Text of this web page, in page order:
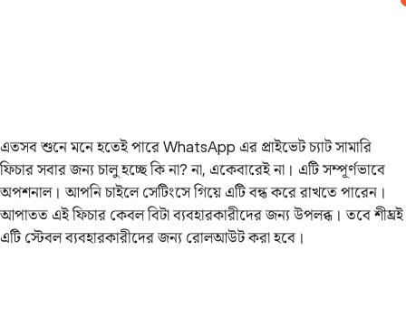
এতসব শুনে মনে হতেই পারে WhatsApp এর প্রাইভেট চ্যাট সামারি
ফিচার সবার জন্য চালু হচ্ছে কি না? না, একেবারেই না। এটি সম্পূর্ণভাবে
অপশনাল। আপনি চাইলে সেটিংসে গিয়ে এটি বন্ধ করে রাখতে পারেন।
আপাতত এই ফিচার কেবল বিটা ব্যবহারকারীদের জন্য উপলব্ধ। তবে শীঘ্রই
এটি স্টেবল ব্যবহারকারীদের জন্য রোলআউট করা হবে।